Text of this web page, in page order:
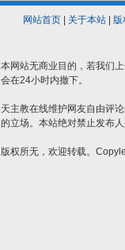
网站首页| 关于本站| 版
本网站无商业目的，若我们
会在24小时内撤下。
天主教在线维护网友自由评
的立场。本站绝对禁止发布
版权所无，欢迎转载。